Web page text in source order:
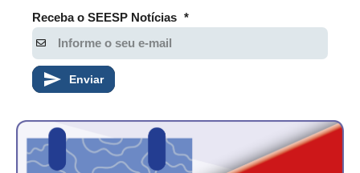
PUBLICIDADE
MANUAL DE REDAÇÃO
CONTATO
CADASTRO
Receba o SEESP Notícias *
Enviar